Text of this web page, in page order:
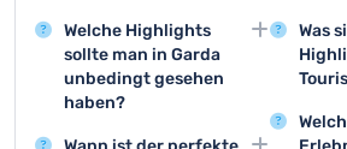
Welche Highlights
sollte man in Garda
unbedingt gesehen
haben?
Die Scaliger Burg in Torri
Was
Die
sind